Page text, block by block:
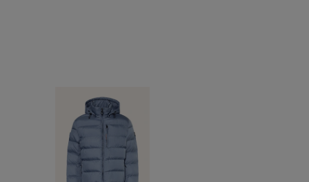
Isolierung